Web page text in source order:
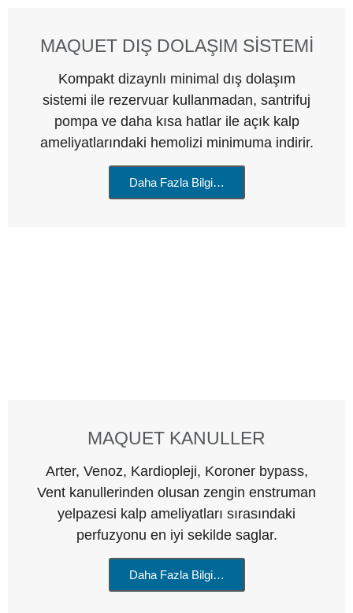
MAQUET DIŞ DOLAŞIM SİSTEMİ
Kompakt dizaynlı minimal dış dolaşım
sistemi ile rezervuar kullanmadan, santrifuj
pompa ve daha kısa hatlar ile açık kalp
ameliyatlarındaki hemolizi minimuma indirir.
Daha Fazla Bilgi…
MAQUET KANULLER
Arter, Venoz, Kardiopleji, Koroner bypass,
Vent kanullerinden olusan zengin enstruman
yelpazesi kalp ameliyatları sırasındaki
perfuzyonu en iyi sekilde saglar.
Daha Fazla Bilgi…